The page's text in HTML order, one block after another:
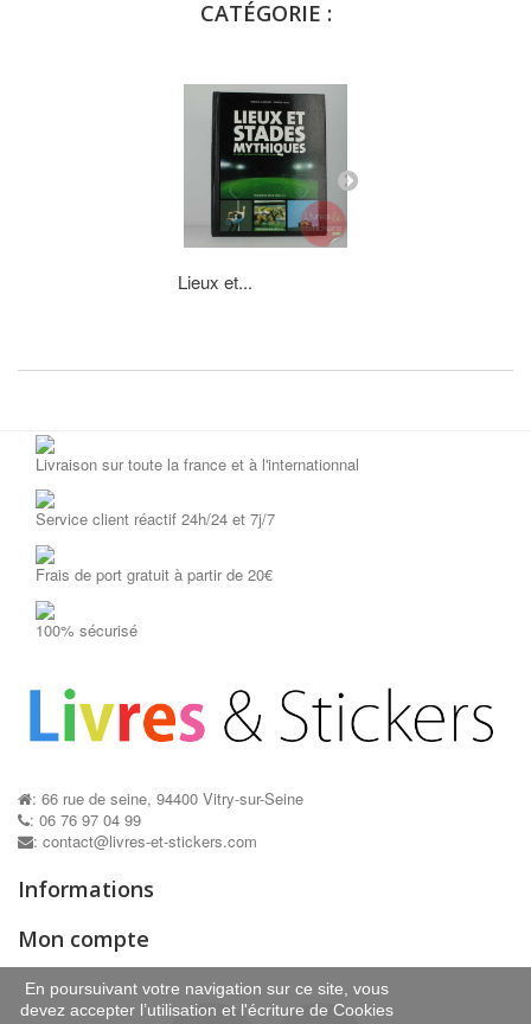
CATÉGORIE :
Lieux et...
Livraison sur toute la france et à l'internationnal
Service client réactif 24h/24 et 7j/7
Frais de port gratuit à partir de 20€
100% sécurisé
: 66 rue de seine, 94400 Vitry-sur-Seine
: 06 76 97 04 99
: contact@livres-et-stickers.com
Informations
Mon compte
En poursuivant votre navigation sur ce site, vous
devez accepter l’utilisation et l'écriture de Cookies